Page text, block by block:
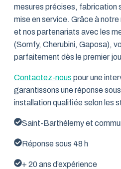
mesures précises, fabrication
mise en service. Grâce à
et nos partenariats avec les
(Somfy, Cherubini, Gaposa),
parfaitement dès le premier
Contactez-nous pour une
garantissons une réponse
installation qualifiée selon les
Saint-Barthélemy et
Réponse sous 48 h
+ 20 ans d’expérience